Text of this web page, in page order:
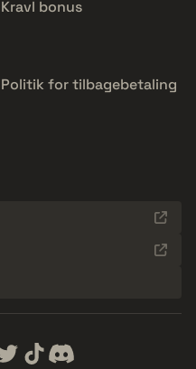
Kravl bonus
Politik for tilbagebetaling